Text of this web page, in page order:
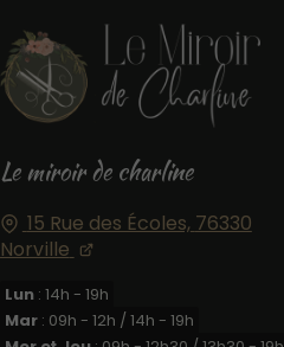
Le miroir de charline
15 Rue des Écoles, 76330
Norville
Lun : 14h - 19h
Mar: 09h - 12h / 14h - 19h